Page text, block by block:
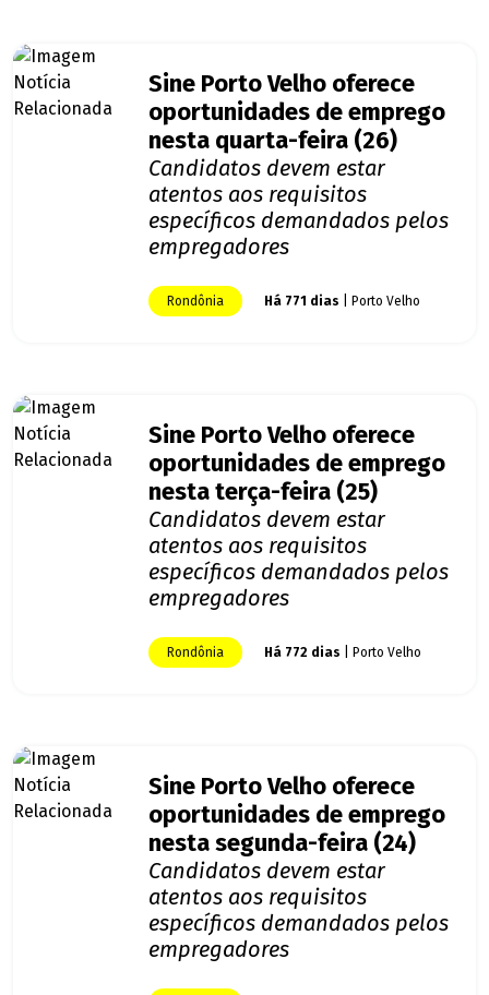
Sine Porto Velho oferece
oportunidades de emprego
nesta quarta-feira (26)
Candidatos devem estar
atentos aos requisitos
específicos demandados pelos
empregadores
Rondônia Há 771 dias | Porto Velho
Sine Porto Velho oferece
oportunidades de emprego
nesta terça-feira (25)
Candidatos devem estar
atentos aos requisitos
específicos demandados pelos
empregadores
Rondônia Há 772 dias | Porto Velho
Sine Porto Velho oferece
oportunidades de emprego
nesta segunda-feira (24)
Candidatos devem estar
atentos aos requisitos
específicos demandados pelos
empregadores